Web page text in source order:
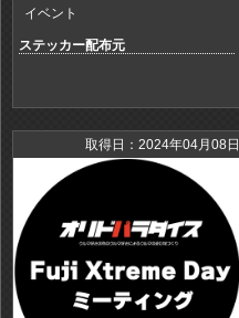
イベント
ステッカー配布元
取得日：2024年04月08日